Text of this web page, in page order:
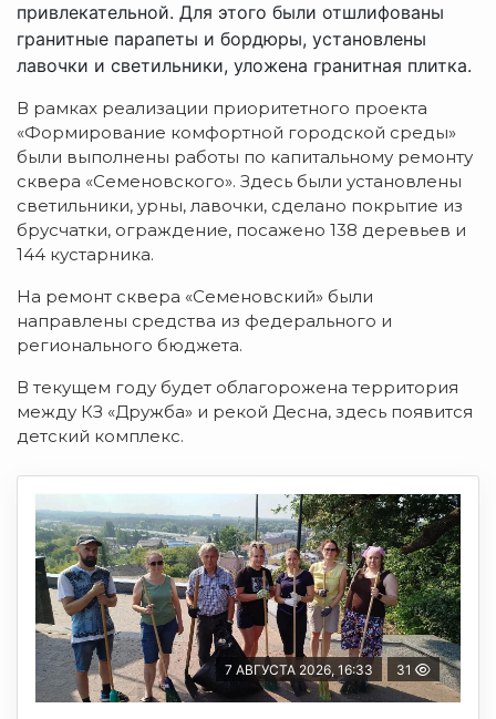
привлекательной. Для этого были отшлифованы
гранитные парапеты и бордюры, установлены
лавочки и светильники, уложена гранитная плитка.
В рамках реализации приоритетного проекта
«Формирование комфортной городской среды»
были выполнены работы по капитальному ремонту
сквера «Семеновского». Здесь были установлены
светильники, урны, лавочки, сделано покрытие из
брусчатки, ограждение, посажено 138 деревьев и
144 кустарника.
На ремонт сквера «Семеновский» были
направлены средства из федерального и
регионального бюджета.
В текущем году будет облагорожена территория
между КЗ «Дружба» и рекой Десна, здесь появится
детский комплекс.
7 АВГУСТА 2026, 16:33 31